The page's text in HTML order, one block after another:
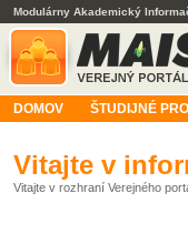
Modulárny Akademický
DOMOV ŠTUDIJNÉ
Vitajte v
Vitajte v rozhraní Verejného